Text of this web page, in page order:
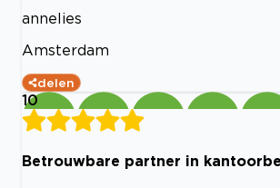
annelies
Amsterdam
delen
10
Betrouwbare partner in